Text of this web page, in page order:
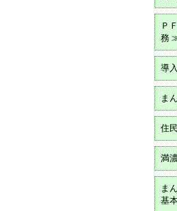
Ｐ
務
導
ま
住
満
ま
基